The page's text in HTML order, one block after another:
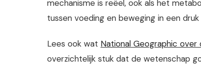
mechanisme is reëel, ook als het
tussen voeding en beweging in een
Lees ook wat National Geographic
overzichtelijk stuk dat de wetenschap